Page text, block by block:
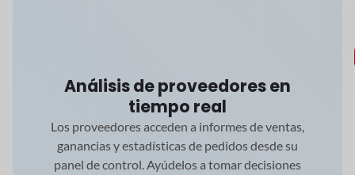
Análisis de proveedores en
tiempo real
Los proveedores acceden a informes de ventas,
ganancias y estadísticas de pedidos desde su
panel de control. Ayúdelos a tomar decisiones